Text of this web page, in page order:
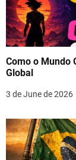
Como o Mundo
Global
3 de June de 2026